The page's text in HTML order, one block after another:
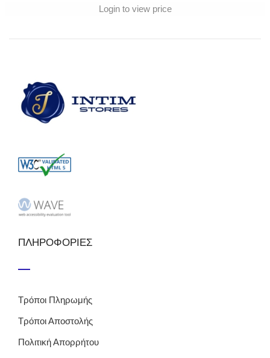
Login to view price
ΠΛΗΡΟΦΟΡΙΕΣ
Τρόποι Πληρωμής
Τρόποι Αποστολής
Πολιτική Απορρήτου